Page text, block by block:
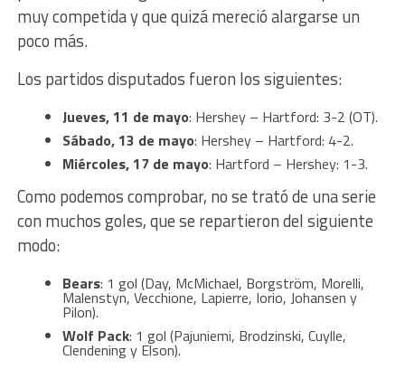
muy competida y que quizá mereció alargarse un
poco más.
Los partidos disputados fueron los siguientes:
Jueves, 11 de mayo: Hershey – Hartford: 3-2 (OT).
Sábado, 13 de mayo: Hershey – Hartford: 4-2.
Miércoles, 17 de mayo: Hartford – Hershey: 1-3.
Como podemos comprobar, no se trató de una serie
con muchos goles, que se repartieron del siguiente
modo:
Bears: 1 gol (Day, McMichael, Borgström, Morelli,
Malenstyn, Vecchione, Lapierre, Iorio, Johansen y
Pilon).
Wolf Pack: 1 gol (Pajuniemi, Brodzinski, Cuylle,
Clendening y Elson).